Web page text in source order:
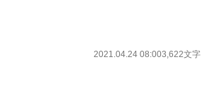
2021.04.24 08:003,622文字